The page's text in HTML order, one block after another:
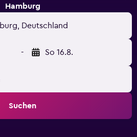
Hamburg
Deutschland
- So 16.8.
Suchen